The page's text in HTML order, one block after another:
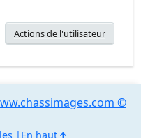
Actions de l'utilisateur
©
En haut